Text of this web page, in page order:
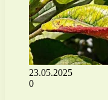
23.05.2025
0